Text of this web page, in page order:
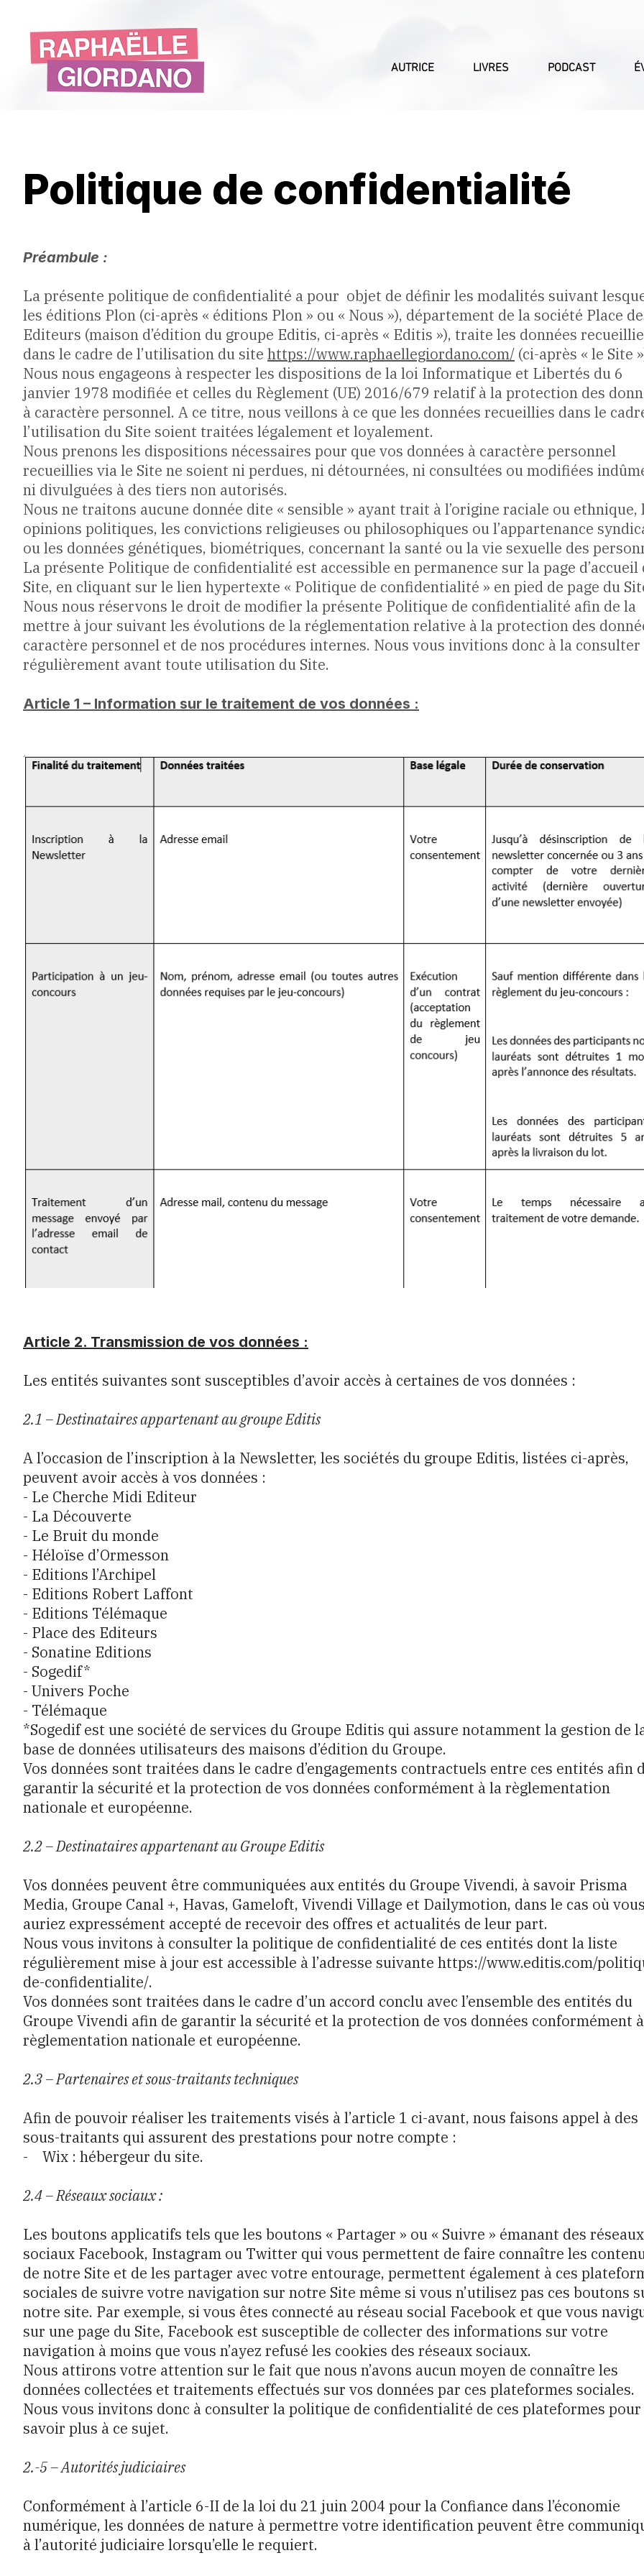
AUTRICE LIVRES PODCAST
Politique de confidentialité
Préambule :
La présente politique de confidentialité a pour objet de définir les modalités suivant
les éditions Plon (ci-après « éditions Plon » ou « Nous »), département de la société Place
Editeurs (maison d’édition du groupe Editis, ci-après « Editis »), traite les données
dans le cadre de l’utilisation du site https://www.raphaellegiordano.com/ (ci-après « le Site
Nous nous engageons à respecter les dispositions de la loi Informatique et Libertés du 6
janvier 1978 modifiée et celles du Règlement (UE) 2016/679 relatif à la protection des
à caractère personnel. A ce titre, nous veillons à ce que les données recueillies dans le
l’utilisation du Site soient traitées légalement et loyalement.
Nous prenons les dispositions nécessaires pour que vos données à caractère personnel
recueillies via le Site ne soient ni perdues, ni détournées, ni consultées ou modifiées
ni divulguées à des tiers non autorisés.
Nous ne traitons aucune donnée dite « sensible » ayant trait à l’origine raciale ou ethnique,
opinions politiques, les convictions religieuses ou philosophiques ou l’appartenance
ou les données génétiques, biométriques, concernant la santé ou la vie sexuelle des
La présente Politique de confidentialité est accessible en permanence sur la page d’accueil
Site, en cliquant sur le lien hypertexte « Politique de confidentialité » en pied de page du
Nous nous réservons le droit de modifier la présente Politique de confidentialité afin de la
mettre à jour suivant les évolutions de la réglementation relative à la protection des
caractère personnel et de nos procédures internes. Nous vous invitions donc à la consulter
régulièrement avant toute utilisation du Site.
Article 1 – Information sur le traitement de vos données :
Article 2. Transmission de vos données :
Les entités suivantes sont susceptibles d’avoir accès à certaines de vos données :
2.1 – Destinataires appartenant au groupe Editis
A l’occasion de l’inscription à la Newsletter, les sociétés du groupe Editis, listées ci-après,
peuvent avoir accès à vos données :
- Le Cherche Midi Editeur
- La Découverte
- Le Bruit du monde
- Héloïse d’Ormesson
- Editions l’Archipel
- Editions Robert Laffont
- Editions Télémaque
- Place des Editeurs
- Sonatine Editions
- Sogedif*
- Univers Poche
- Télémaque
*Sogedif est une société de services du Groupe Editis qui assure notamment la gestion de
base de données utilisateurs des maisons d’édition du Groupe.
Vos données sont traitées dans le cadre d’engagements contractuels entre ces entités afin
garantir la sécurité et la protection de vos données conformément à la règlementation
nationale et européenne.
2.2 – Destinataires appartenant au Groupe Editis
Vos données peuvent être communiquées aux entités du Groupe Vivendi, à savoir Prisma
Media, Groupe Canal +, Havas, Gameloft, Vivendi Village et Dailymotion, dans le cas où vous
auriez expressément accepté de recevoir des offres et actualités de leur part.
Nous vous invitons à consulter la politique de confidentialité de ces entités dont la liste
régulièrement mise à jour est accessible à l’adresse suivante https://www.editis.com/
de-confidentialite/.
Vos données sont traitées dans le cadre d’un accord conclu avec l’ensemble des entités du
Groupe Vivendi afin de garantir la sécurité et la protection de vos données conformément
règlementation nationale et européenne.
2.3 – Partenaires et sous-traitants techniques
Afin de pouvoir réaliser les traitements visés à l’article 1 ci-avant, nous faisons appel à des
sous-traitants qui assurent des prestations pour notre compte :
- Wix : hébergeur du site.
2.4 – Réseaux sociaux :
Les boutons applicatifs tels que les boutons « Partager » ou « Suivre » émanant des réseaux
sociaux Facebook, Instagram ou Twitter qui vous permettent de faire connaître les
de notre Site et de les partager avec votre entourage, permettent également à ces
sociales de suivre votre navigation sur notre Site même si vous n’utilisez pas ces boutons
notre site. Par exemple, si vous êtes connecté au réseau social Facebook et que vous
sur une page du Site, Facebook est susceptible de collecter des informations sur votre
navigation à moins que vous n’ayez refusé les cookies des réseaux sociaux.
Nous attirons votre attention sur le fait que nous n’avons aucun moyen de connaître les
données collectées et traitements effectués sur vos données par ces plateformes sociales.
Nous vous invitons donc à consulter la politique de confidentialité de ces plateformes pour
savoir plus à ce sujet.
2.-5 – Autorités judiciaires
Conformément à l’article 6-II de la loi du 21 juin 2004 pour la Confiance dans l’économie
numérique, les données de nature à permettre votre identification peuvent être
à l’autorité judiciaire lorsqu’elle le requiert.